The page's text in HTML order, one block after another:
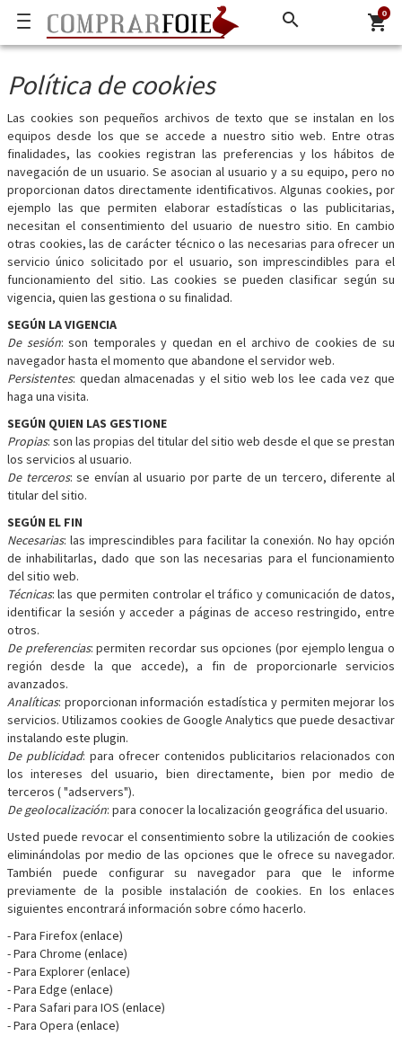
search shopping_cart
0
Política de cookies
Las cookies son pequeños archivos de texto que se instalan en los
equipos desde los que se accede a nuestro sitio web. Entre otras
finalidades, las cookies registran las preferencias y los hábitos de
navegación de un usuario. Se asocian al usuario y a su equipo, pero no
proporcionan datos directamente identificativos. Algunas cookies, por
ejemplo las que permiten elaborar estadísticas o las publicitarias,
necesitan el consentimiento del usuario de nuestro sitio. En cambio
otras cookies, las de carácter técnico o las necesarias para ofrecer un
servicio único solicitado por el usuario, son imprescindibles para el
funcionamiento del sitio. Las cookies se pueden clasificar según su
vigencia, quien las gestiona o su finalidad.
SEGÚN LA VIGENCIA
De sesión: son temporales y quedan en el archivo de cookies de su
navegador hasta el momento que abandone el servidor web.
Persistentes: quedan almacenadas y el sitio web los lee cada vez que
haga una visita.
SEGÚN QUIEN LAS GESTIONE
Propias: son las propias del titular del sitio web desde el que se prestan
los servicios al usuario.
De terceros: se envían al usuario por parte de un tercero, diferente al
titular del sitio.
SEGÚN EL FIN
Necesarias: las imprescindibles para facilitar la conexión. No hay opción
de inhabilitarlas, dado que son las necesarias para el funcionamiento
del sitio web.
Técnicas: las que permiten controlar el tráfico y comunicación de datos,
identificar la sesión y acceder a páginas de acceso restringido, entre
otros.
De preferencias: permiten recordar sus opciones (por ejemplo lengua o
región desde la que accede), a fin de proporcionarle servicios
avanzados.
Analíticas: proporcionan información estadística y permiten mejorar los
servicios. Utilizamos cookies de Google Analytics que puede desactivar
instalando este plugin.
De publicidad: para ofrecer contenidos publicitarios relacionados con
los intereses del usuario, bien directamente, bien por medio de
terceros ( "adservers").
De geolocalización: para conocer la localización geográfica del usuario.
Usted puede revocar el consentimiento sobre la utilización de cookies
eliminándolas por medio de las opciones que le ofrece su navegador.
También puede configurar su navegador para que le informe
previamente de la posible instalación de cookies. En los enlaces
siguientes encontrará información sobre cómo hacerlo.
- Para Firefox (enlace)
- Para Chrome (enlace)
- Para Explorer (enlace)
- Para Edge (enlace)
- Para Safari para IOS (enlace)
- Para Opera (enlace)